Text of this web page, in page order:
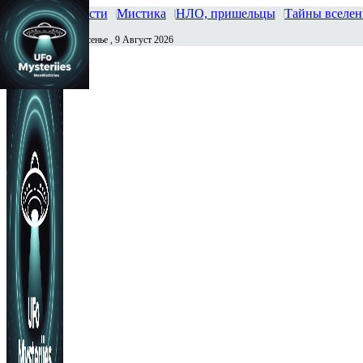
Главная Новости Мистика НЛО, пришельцы Тайны
Сегодня Воскресенье , 9 Август 2026